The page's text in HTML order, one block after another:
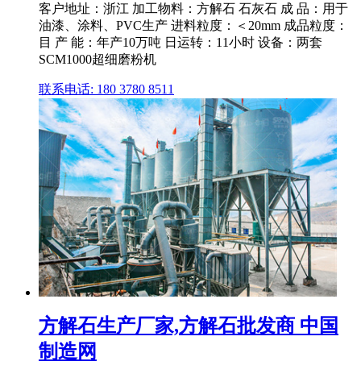
客户地址：浙江 加工物料：方解石 石灰石 成 品：用于
油漆、涂料、PVC生产 进料粒度：＜20mm 成品粒度：
目 产 能：年产10万吨 日运转：11小时 设备：两套
SCM1000超细磨粉机
联系电话: 180 3780 8511
方解石生产厂家,方解石批发商 中国
制造网